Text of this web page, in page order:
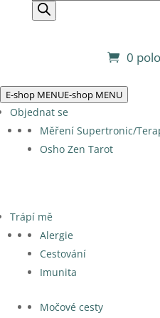
search
0
E-shop MENUE-shop MENU
Objednat se
Měření Supertronic/
Osho Zen Tarot
Trápí mě
Alergie
Cestování
Imunita
Močové cesty